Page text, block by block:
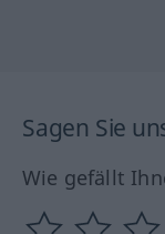
Sagen Sie
Wie gefällt